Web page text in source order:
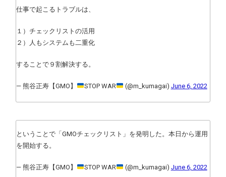
仕事で起こるトラブルは、
１）チェックリストの活用
２）人もシステムも二重化
することで９割解決する。
— 熊谷正寿【GMO】 STOP WAR (@m_kumagai) June 6, 2022
ということで「GMOチェックリスト」を発明した。本日から運用
を開始する。
— 熊谷正寿【GMO】 STOP WAR (@m_kumagai) June 6, 2022